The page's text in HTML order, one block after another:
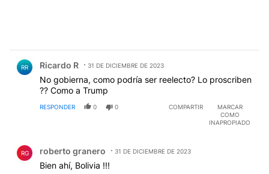
RR Ricardo R 31 DE DICIEMBRE DE 2023
No gobierna, como podría ser reelecto? Lo proscriben
?? Como a Trump
RESPONDER 0 0 COMPARTIR
MARCAR
COMO
INAPROPIADO
RG roberto granero 31 DE DICIEMBRE DE 2023
Bien ahí, Bolivia !!!